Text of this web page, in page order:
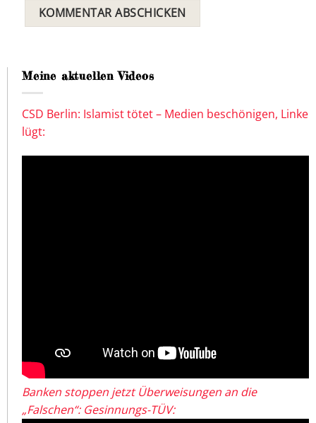
Meine aktuellen Videos
CSD Berlin: Islamist tötet – Medien beschönigen, Linke
lügt:
Banken stoppen jetzt Überweisungen an die
„Falschen“: Gesinnungs-TÜV: